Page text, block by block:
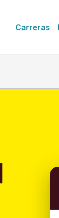
Carreras